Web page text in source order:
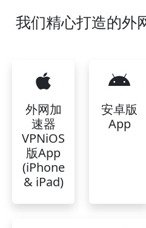
我们精心打造的外
外网加
速器
VPNiOS
版App
(iPhone
& iPad)
安卓版
App